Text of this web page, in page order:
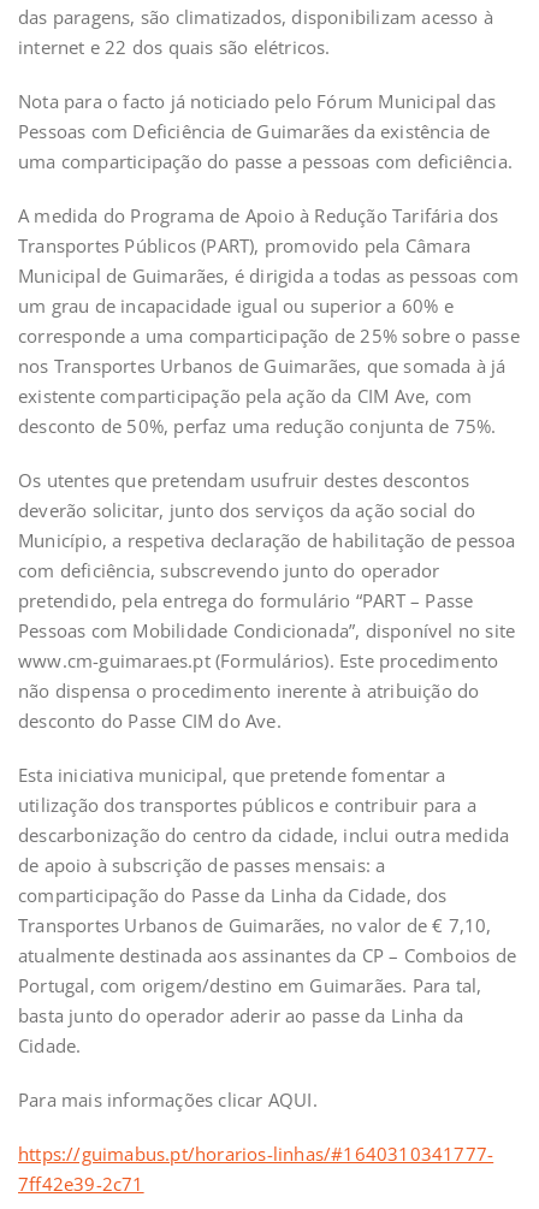
das paragens, são climatizados, disponibilizam acesso à
internet e 22 dos quais são elétricos.
Nota para o facto já noticiado pelo Fórum Municipal das
Pessoas com Deficiência de Guimarães da existência de
uma comparticipação do passe a pessoas com deficiência.
A medida do Programa de Apoio à Redução Tarifária dos
Transportes Públicos (PART), promovido pela Câmara
Municipal de Guimarães, é dirigida a todas as pessoas com
um grau de incapacidade igual ou superior a 60% e
corresponde a uma comparticipação de 25% sobre o passe
nos Transportes Urbanos de Guimarães, que somada à já
existente comparticipação pela ação da CIM Ave, com
desconto de 50%, perfaz uma redução conjunta de 75%.
Os utentes que pretendam usufruir destes descontos
deverão solicitar, junto dos serviços da ação social do
Município, a respetiva declaração de habilitação de pessoa
com deficiência, subscrevendo junto do operador
pretendido, pela entrega do formulário “PART – Passe
Pessoas com Mobilidade Condicionada”, disponível no site
www.cm-guimaraes.pt (Formulários). Este procedimento
não dispensa o procedimento inerente à atribuição do
desconto do Passe CIM do Ave.
Esta iniciativa municipal, que pretende fomentar a
utilização dos transportes públicos e contribuir para a
descarbonização do centro da cidade, inclui outra medida
de apoio à subscrição de passes mensais: a
comparticipação do Passe da Linha da Cidade, dos
Transportes Urbanos de Guimarães, no valor de € 7,10,
atualmente destinada aos assinantes da CP – Comboios de
Portugal, com origem/destino em Guimarães. Para tal,
basta junto do operador aderir ao passe da Linha da
Cidade.
Para mais informações clicar AQUI.
https://guimabus.pt/horarios-linhas/#1640310341777-
7ff42e39-2c71